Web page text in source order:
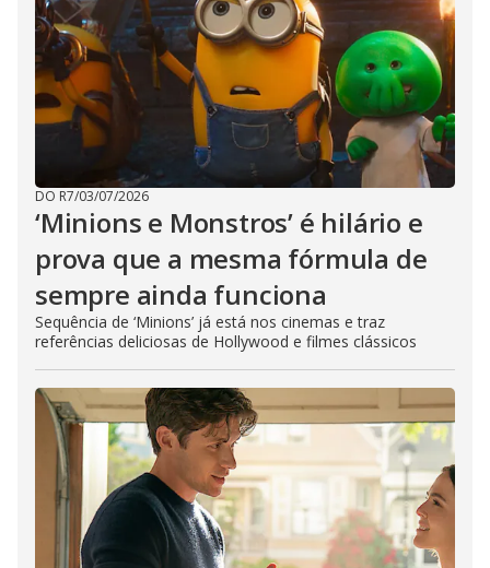
DO R7/03/07/2026
‘Minions e Monstros’ é hilário e
prova que a mesma fórmula de
sempre ainda funciona
Sequência de ‘Minions’ já está nos cinemas e traz
referências deliciosas de Hollywood e filmes clássicos